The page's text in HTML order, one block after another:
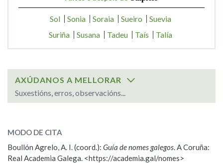
Sol Sonia Soraia Sueiro
Suevia
Suriña
Susana Tadeu Taís Talía
AXÚDANOS A MELLORAR
Suxestións, erros, observacións...
Sulpicio
ESCOLLE UNHA OPCIÓN:
MODO DE CITA
Boullón Agrelo, A. I. (coord.): Guía de nomes galegos. A Coruña:
Real Academia Galega. <https://academia.gal/nomes>